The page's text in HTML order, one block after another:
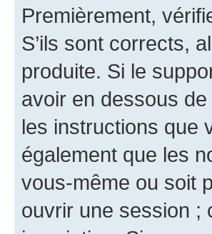
Premièrement,
S’ils sont corrects,
produite. Si le
avoir en dessous
les instructions que
également que les
vous-même ou soit
ouvrir une session ;